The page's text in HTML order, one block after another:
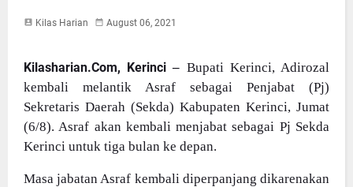
Kilas Harian August 06, 2021
Kilasharian.Com, Kerinci – Bupati Kerinci, Adirozal
kembali melantik Asraf sebagai Penjabat (Pj)
Sekretaris Daerah (Sekda) Kabupaten Kerinci, Jumat
(6/8). Asraf akan kembali menjabat sebagai Pj Sekda
Kerinci untuk tiga bulan ke depan.
Masa jabatan Asraf kembali diperpanjang dikarenakan